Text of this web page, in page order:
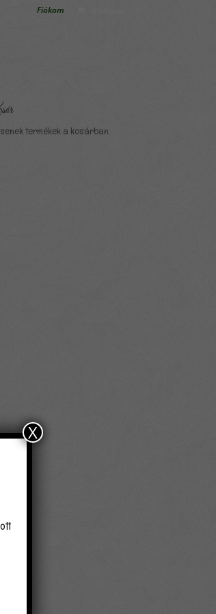
Fiókom
termékek a kosárban.
X